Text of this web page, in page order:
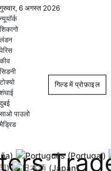
गुरुवार, 6 अगस्त 2026
न्यूयॉर्क
शिकागो
लंडन
पेरिस
कीव
सिडनी
टोक्यो
शंघाई
दुबई
साओ पाउलो
मैड्रिड
गिल्ड में प्रोफ़ाइल
Forgot